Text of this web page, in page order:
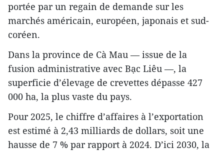
portée par un regain de demande sur les
marchés américain, européen, japonais et sud-
coréen.
Dans la province de Cà Mau — issue de la
fusion administrative avec Bạc Liêu —, la
superficie d’élevage de crevettes dépasse 427
000 ha, la plus vaste du pays.
Pour 2025, le chiffre d’affaires à l’exportation
est estimé à 2,43 milliards de dollars, soit une
hausse de 7 % par rapport à 2024. D’ici 2030, la